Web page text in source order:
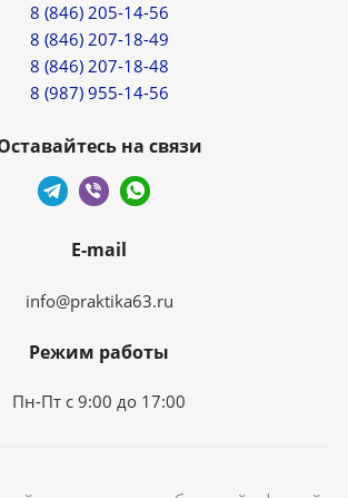
8 (846) 205-14-56
8 (846) 207-18-49
8 (846) 207-18-48
8 (987) 955-14-56
на связи
E-mail
info@praktika63.ru
Режим работы
Пн-Пт с 9:00 до 17:00